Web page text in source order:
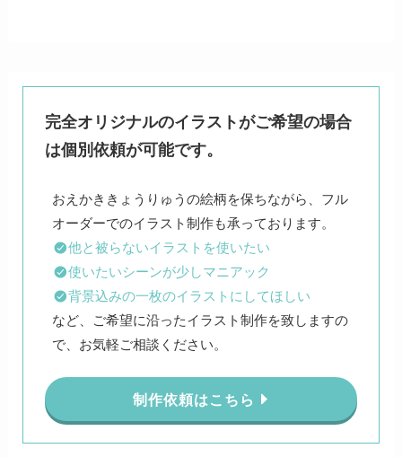
完全オリジナルのイラストがご希望の場合
は個別依頼が可能です。
おえかききょうりゅうの絵柄を保ちながら、フル
他と被らないイラストを使いたい
使いたいシーンが少しマニアック
背景込みの一枚のイラストにしてほしい
など、ご希望に沿ったイラスト制作を致しますの
で、お気軽ご相談ください。
制作依頼はこちら